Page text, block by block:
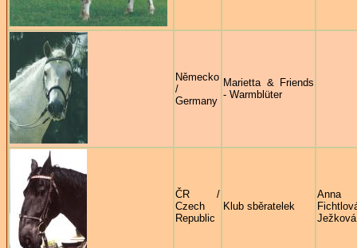
Německo
/
Germany
Marietta & Friends
- Warmblüter
ČR /
Czech
Republic
Klub sběratelek
Anna
Ježková